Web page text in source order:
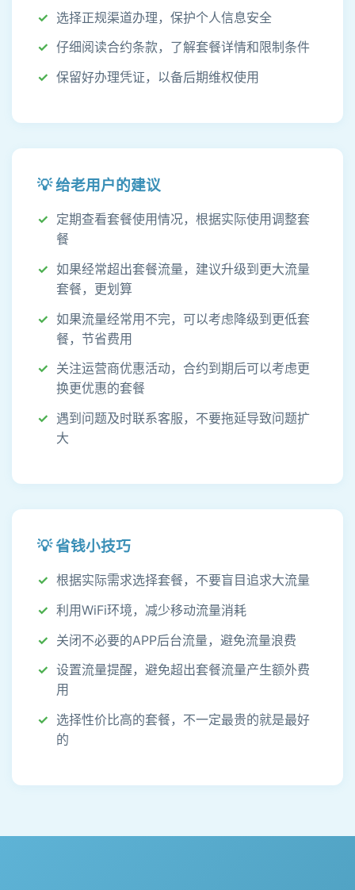
选择正规渠道办理，保护个人信息安全
仔细阅读合约条款，了解套餐详情和限制条件
保留好办理凭证，以备后期维权使用
💡 给老用户的建议
定期查看套餐使用情况，根据实际使用调整套
餐
如果经常超出套餐流量，建议升级到更大流量
套餐，更划算
如果流量经常用不完，可以考虑降级到更低套
餐，节省费用
关注运营商优惠活动，合约到期后可以考虑更
换更优惠的套餐
遇到问题及时联系客服，不要拖延导致问题扩
大
💡 省钱小技巧
根据实际需求选择套餐，不要盲目追求大流量
利用WiFi环境，减少移动流量消耗
关闭不必要的APP后台流量，避免流量浪费
设置流量提醒，避免超出套餐流量产生额外费
用
选择性价比高的套餐，不一定最贵的就是最好
的